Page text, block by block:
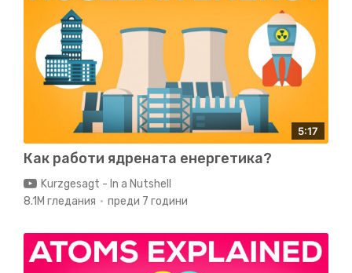
5:17
Как работи ядрената енергетика?
Kurzgesagt - In a Nutshell
8.1M гледания
преди 7 години